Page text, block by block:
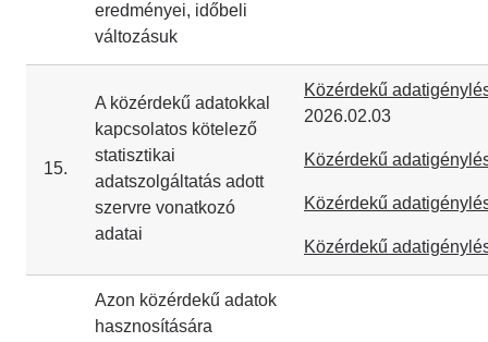
eredményei, időbeli
változásuk
15.
A közérdekű adatokkal
kapcsolatos kötelező
statisztikai
adatszolgáltatás adott
szervre vonatkozó
adatai
Közérdekű
2026.02.03
Közérdekű
Közérdekű
Közérdekű
Azon közérdekű adatok
hasznosítására